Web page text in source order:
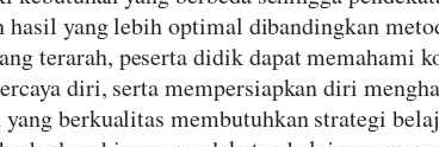
yang lebih optimal dibandingkan
terarah, peserta didik dapat memahami
diri, serta mempersiapkan diri
berkualitas membutuhkan strategi